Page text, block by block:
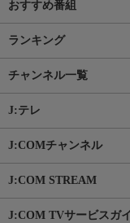
おすすめ番組
ランキング
チャンネル一覧
J:テレ
J:COMチャンネル
J:COM STREAM
J:COM TVサービスガ